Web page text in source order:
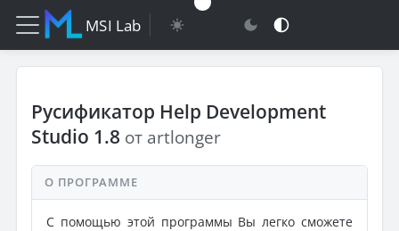
MSI Lab
Русификатор Help Development
Studio 1.8 от artlonger
О ПРОГРАММЕ
С помощью этой программы Вы легко сможете